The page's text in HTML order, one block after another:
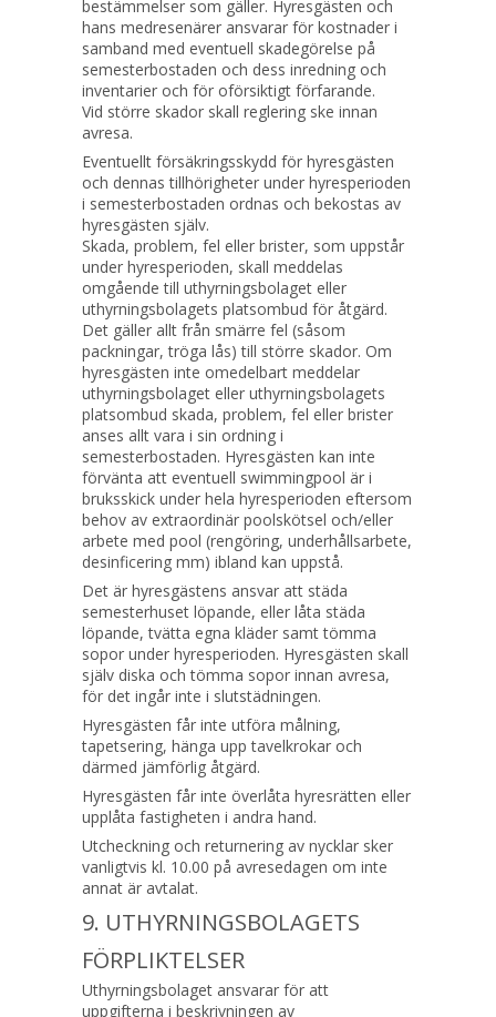
bestämmelser som gäller. Hyresgästen och
hans medresenärer ansvarar för kostnader i
samband med eventuell skadegörelse på
semesterbostaden och dess inredning och
inventarier och för oförsiktigt förfarande.
​Vid större skador skall reglering ske innan
avresa. ​
Eventuellt försäkringsskydd för hyresgästen
och dennas tillhörigheter under hyresperioden
i semesterbostaden ordnas och bekostas av
hyresgästen själv.
Skada, problem, fel eller brister, som uppstår
under hyresperioden, skall meddelas
omgående till uthyrningsbolaget eller
uthyrningsbolagets platsombud för åtgärd.
Det gäller allt från smärre fel (såsom
packningar, tröga lås) till större skador. Om
hyresgästen inte omedelbart meddelar
uthyrningsbolaget eller uthyrningsbolagets
platsombud skada, problem, fel eller brister
anses allt vara i sin ordning i
semesterbostaden. Hyresgästen kan inte
förvänta att eventuell swimmingpool är i
bruksskick under hela hyresperioden eftersom
behov av extraordinär poolskötsel och/eller
arbete med pool (rengöring, underhållsarbete,
desinficering mm) ibland kan uppstå.
Det är hyresgästens ansvar att städa
semesterhuset löpande, eller låta städa
löpande, tvätta egna kläder samt tömma
sopor under hyresperioden. Hyresgästen skall
själv diska och tömma sopor innan avresa,
för det ingår inte i slutstädningen.
Hyresgästen får inte utföra målning,
tapetsering, hänga upp tavelkrokar och
därmed jämförlig åtgärd.
Hyresgästen får inte överlåta hyresrätten eller
upplåta fastigheten i andra hand.
Utcheckning och returnering av nycklar sker
vanligtvis kl. 10.00 på avresedagen om inte
annat är avtalat.
9. UTHYRNINGSBOLAGETS
FÖRPLIKTELSER
Uthyrningsbolaget ansvarar för att
uppgifterna i beskrivningen av